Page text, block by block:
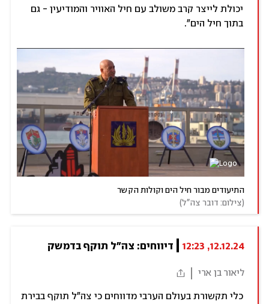
יכולת לייצר קרב משולב עם חיל האוויר והמודיעין - גם
בתוך חיל הים".
התיעודים מבור חיל הים וקולות הקשר
(צילום: דובר צה"ל)
12.12.24, 12:23 דיווחים: צה"ל תוקף בדמשק
ליאור בן ארי
כלי תקשורת בעולם הערבי מדווחים כי צה"ל תוקף בבירת